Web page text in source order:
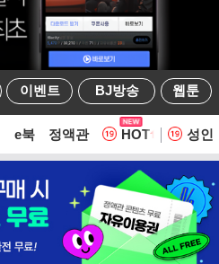
이벤트 BJ방송 웹툰
e북 정액관 HOT 웹
성인